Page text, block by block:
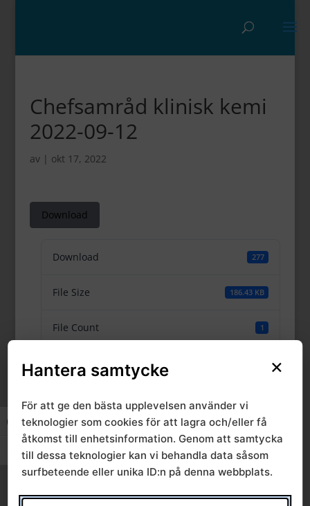
Slå på/av hög kontrast
Slå på/av textstorlek
Chefsamråd klinisk kemi
2022-09-12
av | okt 17, 2022
Download
Download 277
File Size 186.43 KB
File Count 1
Create Date
Last Updated
Chefsamråd klinisk
kemi 2022-09-12
×
Hantera samtycke
För att ge den bästa upplevelsen använder vi
teknologier som cookies för att lagra och/eller få
åtkomst till enhetsinformation. Genom att samtycka
till dessa teknologier kan vi behandla data såsom
surfbeteende eller unika ID:n på denna webbplats.